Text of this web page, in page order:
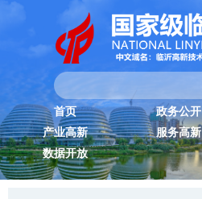
首页 政务公开
产业高新
服务高新
数据开放